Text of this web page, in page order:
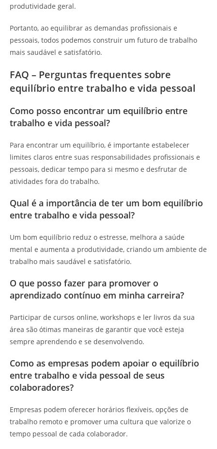
produtividade geral.
Portanto, ao equilibrar as demandas profissionais e
pessoais, todos podemos construir um futuro de trabalho
mais saudável e satisfatório.
FAQ – Perguntas frequentes sobre
equilíbrio entre trabalho e vida pessoal
Como posso encontrar um equilíbrio entre
trabalho e vida pessoal?
Para encontrar um equilíbrio, é importante estabelecer
limites claros entre suas responsabilidades profissionais e
pessoais, dedicar tempo para si mesmo e desfrutar de
atividades fora do trabalho.
Qual é a importância de ter um bom equilíbrio
entre trabalho e vida pessoal?
Um bom equilíbrio reduz o estresse, melhora a saúde
mental e aumenta a produtividade, criando um ambiente de
trabalho mais saudável e satisfatório.
O que posso fazer para promover o
aprendizado contínuo em minha carreira?
Participar de cursos online, workshops e ler livros da sua
área são ótimas maneiras de garantir que você esteja
sempre aprendendo e se desenvolvendo.
Como as empresas podem apoiar o equilíbrio
entre trabalho e vida pessoal de seus
colaboradores?
Empresas podem oferecer horários flexíveis, opções de
trabalho remoto e promover uma cultura que valorize o
tempo pessoal de cada colaborador.